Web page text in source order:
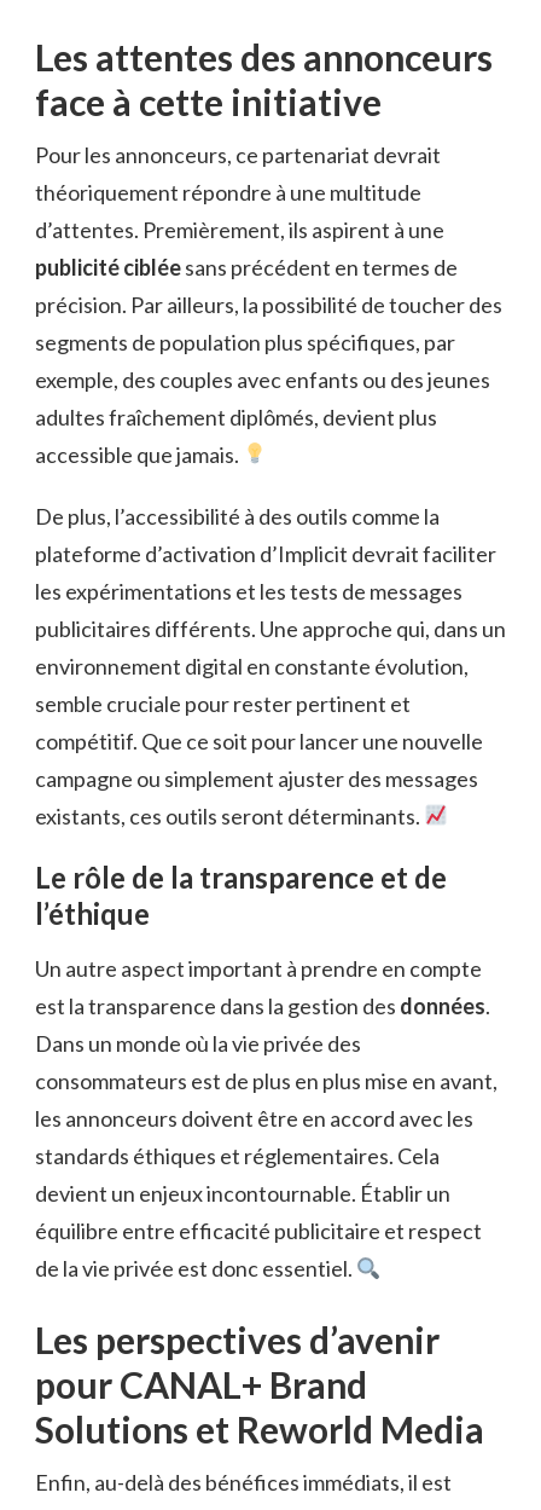
Les attentes des annonceurs
face à cette initiative
Pour les annonceurs, ce partenariat devrait
théoriquement répondre à une multitude
d’attentes. Premièrement, ils aspirent à une
publicité cibléesans précédent en termes de
précision. Par ailleurs, la possibilité de toucher des
segments de population plus spécifiques, par
exemple, des couples avec enfants ou des jeunes
adultes fraîchement diplômés, devient plus
accessible que jamais.
De plus, l’accessibilité à des outils comme la
plateforme d’activation d’Implicit devrait faciliter
les expérimentations et les tests de messages
publicitaires différents. Une approche qui, dans un
environnement digital en constante évolution,
semble cruciale pour rester pertinent et
compétitif. Que ce soit pour lancer une nouvelle
campagne ou simplement ajuster des messages
existants, ces outils seront déterminants.
Le rôle de la transparence et de
l’éthique
Un autre aspect important à prendre en compte
est la transparence dans la gestion des données.
Dans un monde où la vie privée des
consommateurs est de plus en plus mise en avant,
les annonceurs doivent être en accord avec les
standards éthiques et réglementaires. Cela
devient un enjeux incontournable. Établir un
équilibre entre efficacité publicitaire et respect
de la vie privée est donc essentiel.
Les perspectives d’avenir
pour CANAL+ Brand
Solutions et Reworld Media
Enfin, au-delà des bénéfices immédiats, il est